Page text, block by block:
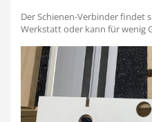
Der Schienen-Verbinder findet
Werkstatt oder kann für wenig